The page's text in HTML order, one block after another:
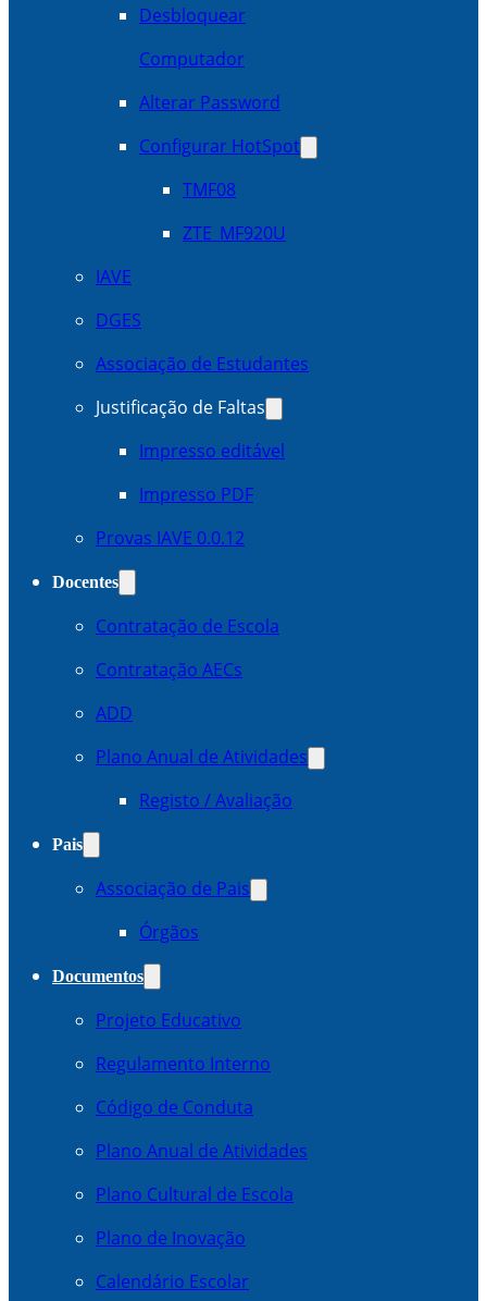
Desbloquear
Computador
Alterar Password
Configurar HotSpot
TMF08
ZTE_MF920U
IAVE
DGES
Associação de Estudantes
Justificação de Faltas
Impresso editável
Impresso PDF
Provas IAVE 0.0.12
Docentes
Contratação de Escola
Contratação AECs
ADD
Plano Anual de Atividades
Registo / Avaliação
Pais
Associação de Pais
Órgãos
Documentos
Projeto Educativo
Regulamento Interno
Código de Conduta
Plano Anual de Atividades
Plano Cultural de Escola
Plano de Inovação
Calendário Escolar